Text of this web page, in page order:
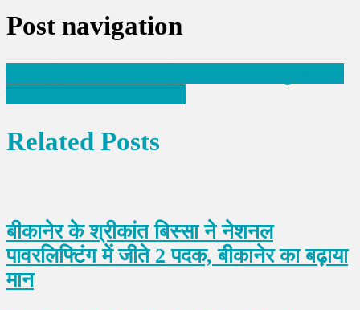
Post navigation
Related Posts
बीकानेर के श्रीकांत बिस्सा ने नेशनल
पावरलिफ्टिंग में जीते 2 पदक, बीकानेर का बढ़ाया
मान